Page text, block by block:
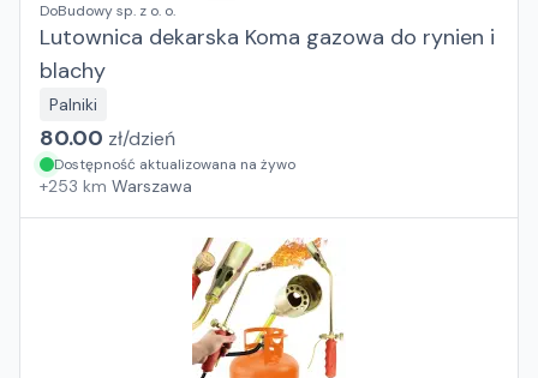
DoBudowy sp. z o. o.
Lutownica dekarska Koma gazowa do rynien i
blachy
Palniki
80.00 zł/dzień
Dostępność aktualizowana na żywo
+253 km Warszawa